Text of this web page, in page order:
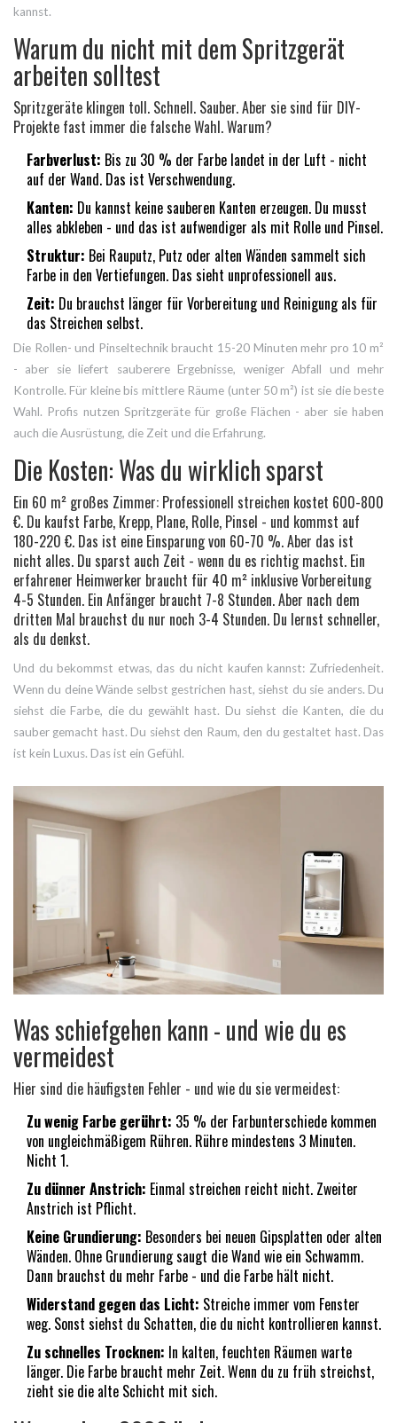
kannst.
Warum du nicht mit dem Spritzgerät
arbeiten solltest
Spritzgeräte klingen toll. Schnell. Sauber. Aber sie sind für DIY-
Projekte fast immer die falsche Wahl. Warum?
Farbverlust: Bis zu 30 % der Farbe landet in der Luft - nicht
auf der Wand. Das ist Verschwendung.
Kanten: Du kannst keine sauberen Kanten erzeugen. Du musst
alles abkleben - und das ist aufwendiger als mit Rolle und Pinsel.
Struktur: Bei Rauputz, Putz oder alten Wänden sammelt sich
Farbe in den Vertiefungen. Das sieht unprofessionell aus.
Zeit: Du brauchst länger für Vorbereitung und Reinigung als für
das Streichen selbst.
Die Rollen- und Pinseltechnik braucht 15-20 Minuten mehr pro 10 m²
- aber sie liefert sauberere Ergebnisse, weniger Abfall und mehr
Kontrolle. Für kleine bis mittlere Räume (unter 50 m²) ist sie die beste
Wahl. Profis nutzen Spritzgeräte für große Flächen - aber sie haben
auch die Ausrüstung, die Zeit und die Erfahrung.
Die Kosten: Was du wirklich sparst
Ein 60 m² großes Zimmer: Professionell streichen kostet 600-800
€. Du kaufst Farbe, Krepp, Plane, Rolle, Pinsel - und kommst auf
180-220 €. Das ist eine Einsparung von 60-70 %. Aber das ist
nicht alles. Du sparst auch Zeit - wenn du es richtig machst. Ein
erfahrener Heimwerker braucht für 40 m² inklusive Vorbereitung
4-5 Stunden. Ein Anfänger braucht 7-8 Stunden. Aber nach dem
dritten Mal brauchst du nur noch 3-4 Stunden. Du lernst schneller,
als du denkst.
Und du bekommst etwas, das du nicht kaufen kannst: Zufriedenheit.
Wenn du deine Wände selbst gestrichen hast, siehst du sie anders. Du
siehst die Farbe, die du gewählt hast. Du siehst die Kanten, die du
sauber gemacht hast. Du siehst den Raum, den du gestaltet hast. Das
ist kein Luxus. Das ist ein Gefühl.
Was schiefgehen kann - und wie du es
vermeidest
Hier sind die häufigsten Fehler - und wie du sie vermeidest:
Zu wenig Farbe gerührt: 35 % der Farbunterschiede kommen
von ungleichmäßigem Rühren. Rühre mindestens 3 Minuten.
Nicht 1.
Zu dünner Anstrich: Einmal streichen reicht nicht. Zweiter
Anstrich ist Pflicht.
Keine Grundierung: Besonders bei neuen Gipsplatten oder alten
Wänden. Ohne Grundierung saugt die Wand wie ein Schwamm.
Dann brauchst du mehr Farbe - und die Farbe hält nicht.
Widerstand gegen das Licht: Streiche immer vom Fenster
weg. Sonst siehst du Schatten, die du nicht kontrollieren kannst.
Zu schnelles Trocknen: In kalten, feuchten Räumen warte
länger. Die Farbe braucht mehr Zeit. Wenn du zu früh streichst,
zieht sie die alte Schicht mit sich.